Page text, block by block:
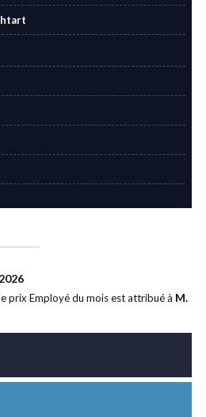
prix Employé du mois est attribué à M.